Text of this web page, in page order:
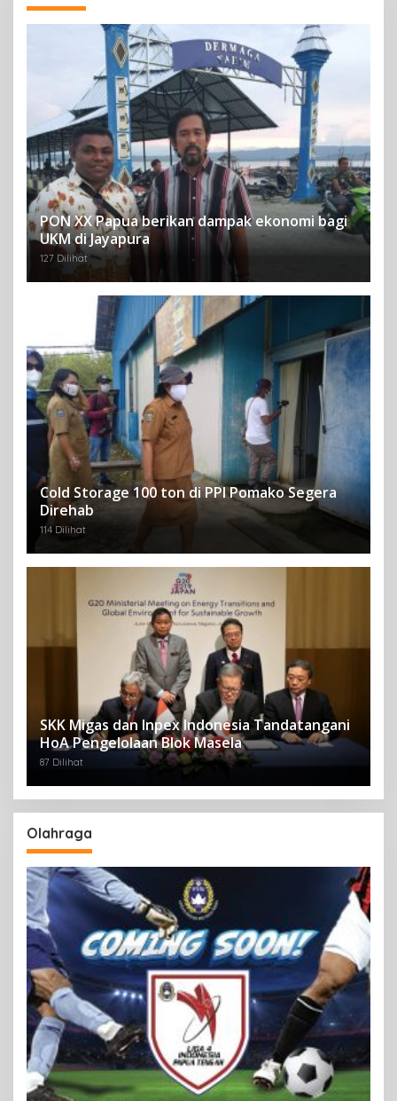
PON XX Papua berikan dampak ekonomi bagi
UKM di Jayapura
127 Dilihat
Cold Storage 100 ton di PPI Pomako Segera
Direhab
114 Dilihat
SKK Migas dan Inpex Indonesia Tandatangani
HoA Pengelolaan Blok Masela
87 Dilihat
Olahraga